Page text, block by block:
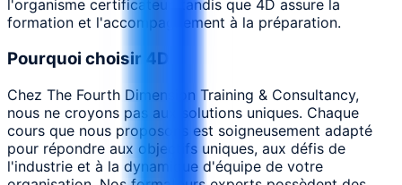
l'organisme certificateur, tandis que 4D assure la
formation et l'accompagnement à la préparation.
Pourquoi choisir 4D
Chez The Fourth Dimension Training & Consultancy,
nous ne croyons pas aux solutions uniques. Chaque
cours que nous proposons est soigneusement adapté
pour répondre aux objectifs uniques, aux défis de
l'industrie et à la dynamique d'équipe de votre